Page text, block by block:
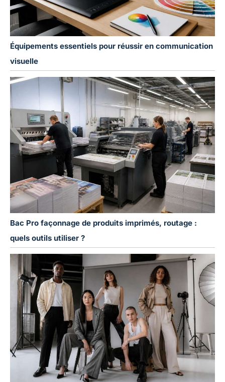
Équipements essentiels pour réussir en communication
visuelle
Bac Pro façonnage de produits imprimés, routage :
quels outils utiliser ?